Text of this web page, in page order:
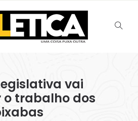
vai
trabalho dos